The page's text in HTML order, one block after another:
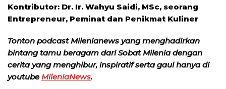
Kontributor: Dr. Ir. Wahyu Saidi, MSc, seorang
Entrepreneur, Peminat dan Penikmat Kuliner
Tonton podcast Milenianews yang menghadirkan
bintang tamu beragam dari Sobat Milenia dengan
cerita yang menghibur, inspiratif serta gaul hanya di
youtube MileniaNews.